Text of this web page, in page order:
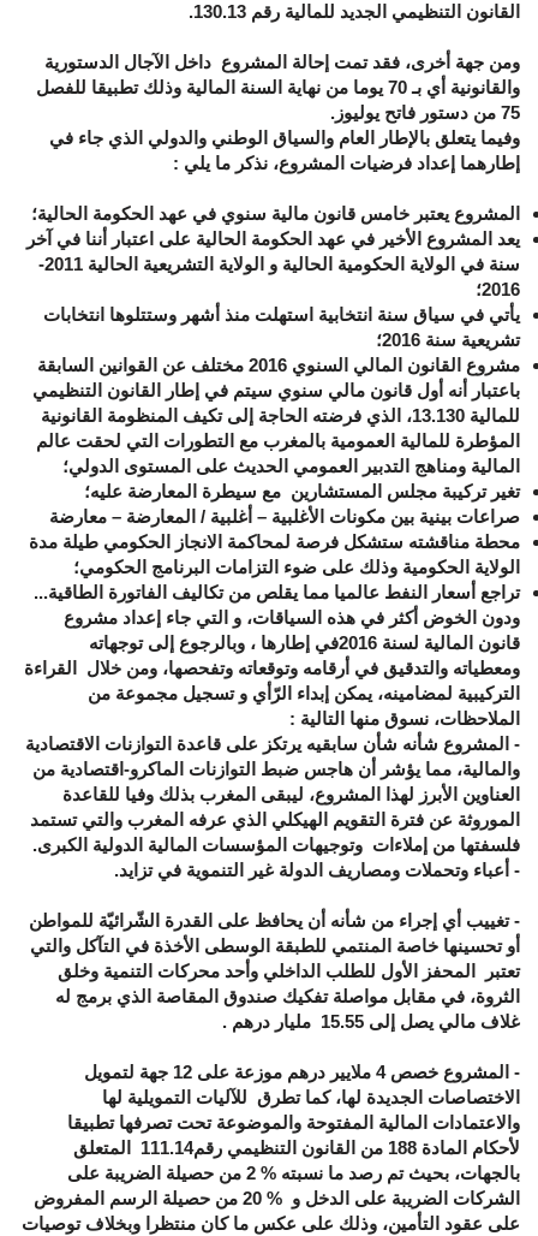
القانون التنظيمي الجديد للمالية رقم 130.13.
ومن جهة أخرى، فقد تمت إحالة المشروع داخل الآجال الدستورية
والقانونية أي بـ 70 يوما من نهاية السنة المالية وذلك تطبيقا للفصل
75 من دستور فاتح يوليوز.
وفيما يتعلق بالإطار العام والسياق الوطني والدولي الذي جاء في
إطارهما إعداد فرضيات المشروع، نذكر ما يلي :
المشروع يعتبر خامس قانون مالية سنوي في عهد الحكومة الحالية؛
يعد المشروع الأخير في عهد الحكومة الحالية على اعتبار أننا في آخر
سنة في الولاية الحكومية الحالية و الولاية التشريعية الحالية 2011-
2016؛
يأتي في سياق سنة انتخابية استهلت منذ أشهر وستتلوها انتخابات
تشريعية سنة 2016
؛
مشروع القانون المالي السنوي 2016 مختلف عن القوانين السابقة
باعتبار أنه أول قانون مالي سنوي سيتم في إطار القانون التنظيمي
للمالية 13.130، الذي فرضته الحاجة إلى تكيف المنظومة القانونية
المؤطرة للمالية العمومية بالمغرب مع التطورات التي لحقت عالم
المالية ومناهج التدبير العمومي الحديث على المستوى الدولي؛
تغير تركيبة مجلس المستشارين مع سيطرة المعارضة عليه؛
صراعات بينية بين مكونات الأغلبية – أغلبية / المعارضة – معارضة
محطة مناقشته ستشكل فرصة لمحاكمة الانجاز الحكومي طيلة مدة
الولاية الحكومية وذلك على ضوء التزامات البرنامج الحكومي؛
تراجع أسعار النفط عالميا مما يقلص من تكاليف الفاتورة الطاقية...
ودون الخوض أكثر في هذه السياقات، و التي جاء إعداد مشروع
قانون المالية لسنة 2016في إطارها ، وبالرجوع إلى توجهاته
ومعطياته والتدقيق في أرقامه وتوقعاته وتفحصها، ومن خلال القراءة
التركيبية لمضامينه، يمكن إبداء الرّأي و تسجيل مجموعة من
الملاحظات، نسوق منها التالية :
- المشروع شأنه شأن سابقيه يرتكز على قاعدة التوازنات الاقتصادية
والمالية، مما يؤشر أن هاجس ضبط التوازنات الماكرو-اقتصادية من
العناوين الأبرز لهذا المشروع، ليبقى المغرب بذلك وفيا للقاعدة
الموروثة عن فترة التقويم الهيكلي الذي عرفه المغرب والتي تستمد
فلسفتها من إملاءات وتوجيهات المؤسسات المالية الدولية الكبرى.
- أعباء وتحملات ومصاريف الدولة غير التنموية في تزايد.
- تغييب أي إجراء من شأنه أن يحافظ على القدرة الشّرائيّة للمواطن
أو تحسينها خاصة المنتمي للطبقة الوسطى الأخذة في التآكل والتي
تعتبر المحفز الأول للطلب الداخلي وأحد محركات التنمية وخلق
الثروة، في مقابل مواصلة تفكيك صندوق المقاصة الذي برمج له
غلاف مالي يصل إلى 15.55 مليار درهم .
- المشروع خصص 4 ملايير درهم موزعة على 12 جهة لتمويل
الاختصاصات الجديدة لها، كما تطرق للآليات التمويلية لها
والاعتمادات المالية المفتوحة والموضوعة تحت تصرفها تطبيقا
لأحكام المادة 188 من القانون التنظيمي رقم111.14
المتعلق
بالجهات، بحيث تم رصد ما نسبته 2 % من حصيلة الضريبة على
الشركات الضريبة على الدخل و %
20 من حصيلة الرسم المفروض
على عقود التأمين، وذلك على عكس ما كان منتظرا وبخلاف توصيات